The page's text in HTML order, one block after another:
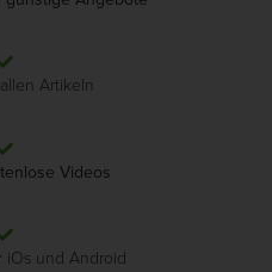
Artikeln
Videos
iOs und Android